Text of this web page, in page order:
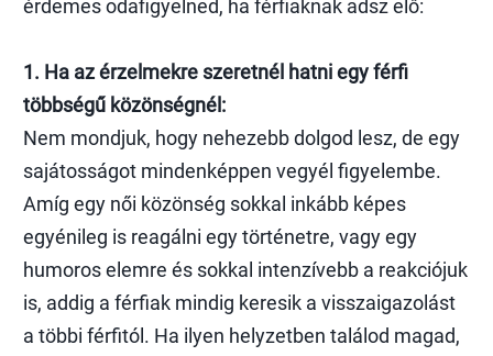
érdemes odafigyelned, ha férfiaknak adsz elő:
1. Ha az érzelmekre szeretnél hatni egy férfi
többségű közönségnél:
Nem mondjuk, hogy nehezebb dolgod lesz, de egy
sajátosságot mindenképpen vegyél figyelembe.
Amíg egy női közönség sokkal inkább képes
egyénileg is reagálni egy történetre, vagy egy
humoros elemre és sokkal intenzívebb a reakciójuk
is, addig a férfiak mindig keresik a visszaigazolást
a többi férfitól. Ha ilyen helyzetben találod magad,